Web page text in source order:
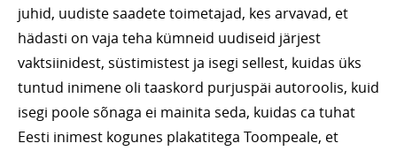
juhid, uudiste saadete toimetajad, kes arvavad, et
hädasti on vaja teha kümneid uudiseid järjest
vaktsiinidest, süstimistest ja isegi sellest, kuidas üks
tuntud inimene oli taaskord purjuspäi autoroolis, kuid
isegi poole sõnaga ei mainita seda, kuidas ca tuhat
Eesti inimest kogunes plakatitega Toompeale, et